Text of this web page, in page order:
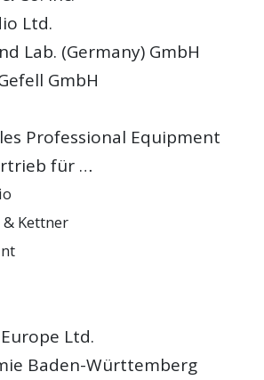
Ltd.
Lab. (Germany) GmbH
GmbH
Professional Equipment
für …
Kettner
Ltd.
Baden-Württemberg